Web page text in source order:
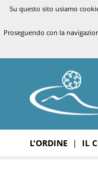
Su questo sito usiamo
Proseguendo con la
L'ORDINE | IL